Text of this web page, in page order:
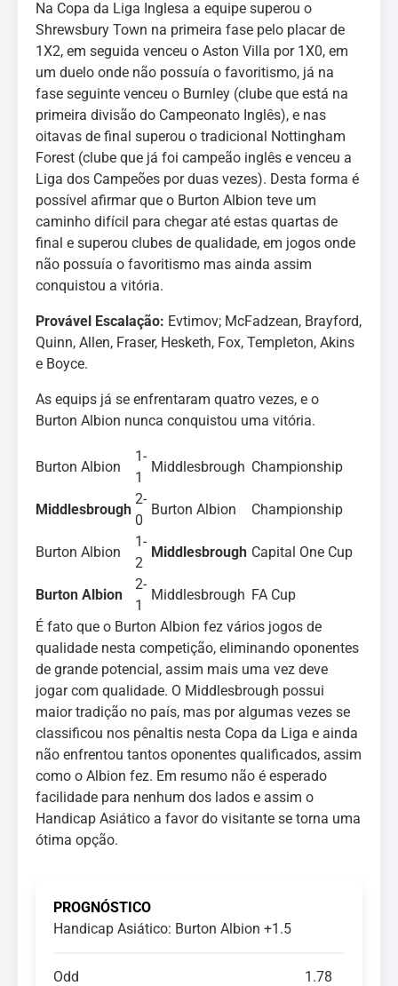
Na Copa da Liga Inglesa a equipe superou o
Shrewsbury Town na primeira fase pelo placar de
1X2, em seguida venceu o Aston Villa por 1X0, em
um duelo onde não possuía o favoritismo, já na
fase seguinte venceu o Burnley (clube que está na
primeira divisão do Campeonato Inglês), e nas
oitavas de final superou o tradicional Nottingham
Forest (clube que já foi campeão inglês e venceu a
Liga dos Campeões por duas vezes). Desta forma é
possível afirmar que o Burton Albion teve um
caminho difícil para chegar até estas quartas de
final e superou clubes de qualidade, em jogos onde
não possuía o favoritismo mas ainda assim
conquistou a vitória.
Provável Escalação: Evtimov; McFadzean, Brayford,
Quinn, Allen, Fraser, Hesketh, Fox, Templeton, Akins
e Boyce.
As equips já se enfrentaram quatro vezes, e o
Burton Albion nunca conquistou uma vitória.
Burton Albion
1-
1
Middlesbrough Championship
Middlesbrough
2-
0
Burton Albion Championship
Burton Albion
1-
2
Middlesbrough Capital One Cup
Burton Albion
2-
1
Middlesbrough FA Cup
É fato que o Burton Albion fez vários jogos de
qualidade nesta competição, eliminando oponentes
de grande potencial, assim mais uma vez deve
jogar com qualidade. O Middlesbrough possui
maior tradição no país, mas por algumas vezes se
classificou nos pênaltis nesta Copa da Liga e ainda
não enfrentou tantos oponentes qualificados, assim
como o Albion fez. Em resumo não é esperado
facilidade para nenhum dos lados e assim o
Handicap Asiático a favor do visitante se torna uma
ótima opção.
PROGNÓSTICO
Handicap Asiático: Burton Albion +1.5
Odd 1.78